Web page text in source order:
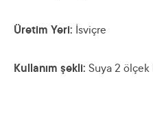
Üretim Yeri: İsviçre
Kullanım şekli: Suya 2 ölçek